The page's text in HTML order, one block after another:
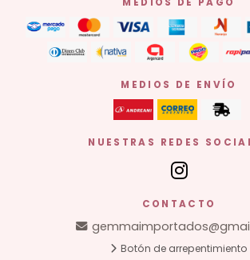
MEDIOS DE ENVÍO
NUESTRAS REDES
CONTACTO
Botón de arrepentimiento